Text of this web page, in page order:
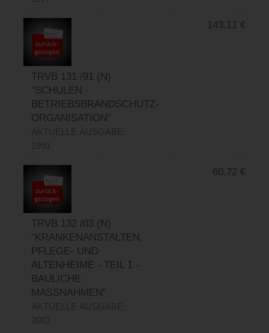
TRVB 131 /91 (N)
"SCHULEN -
BETRIEBSBRANDSCHUTZ-
ORGANISATION"
143,11 €
TRVB 132 /03 (N)
"KRANKENANSTALTEN,
PFLEGE- UND
ALTENHEIME - TEIL 1 -
BAULICHE
MASSNAHMEN"
60,72 €